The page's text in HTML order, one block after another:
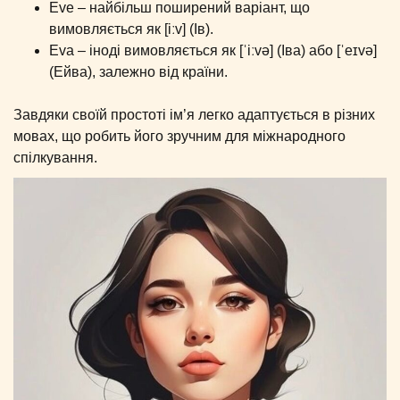
Eve – найбільш поширений варіант, що
вимовляється як [iːv] (Ів).
Eva – іноді вимовляється як [ˈiːvə] (Іва) або [ˈeɪvə]
(Ейва), залежно від країни.
Завдяки своїй простоті ім’я легко адаптується в різних
мовах, що робить його зручним для міжнародного
спілкування.